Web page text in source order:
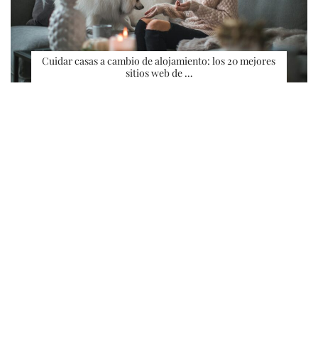
Cuidar casas a cambio de alojamiento: los 20 mejores
sitios web de …